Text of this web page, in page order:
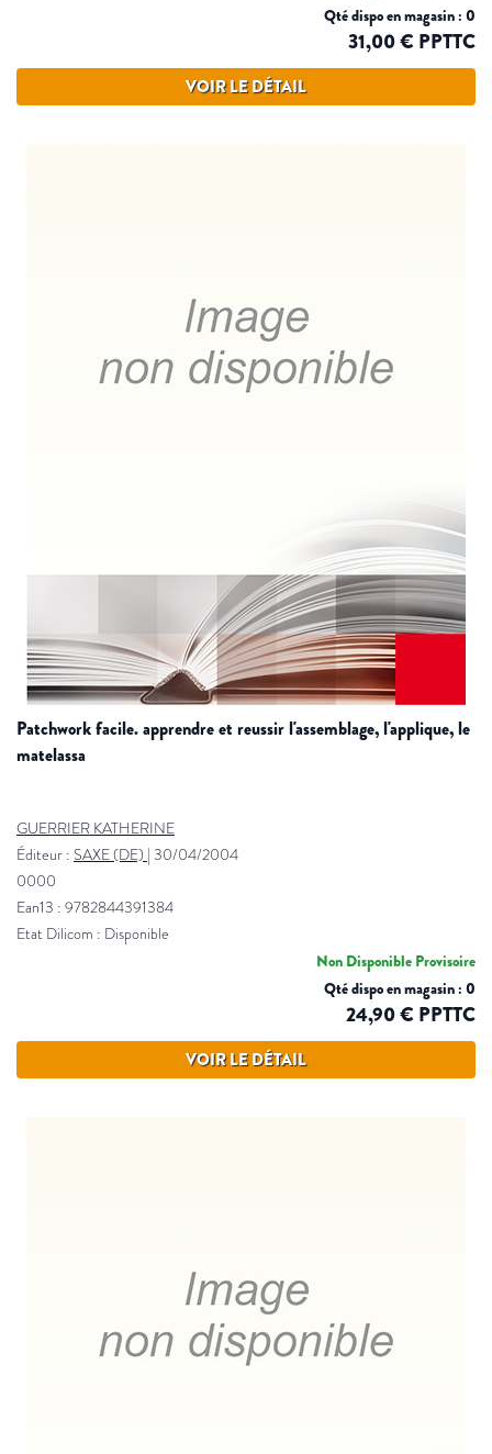
Qté dispo en magasin : 0
31,00 € PPTTC
VOIR LE DÉTAIL
patchwork facile. apprendre et reussir l'assemblage, l'applique, le
matelassa
GUERRIER KATHERINE
Éditeur : SAXE (DE) | 30/04/2004
0000
Ean13 : 9782844391384
Etat Dilicom : Disponible
Non Disponible Provisoire
Qté dispo en magasin : 0
24,90 € PPTTC
VOIR LE DÉTAIL